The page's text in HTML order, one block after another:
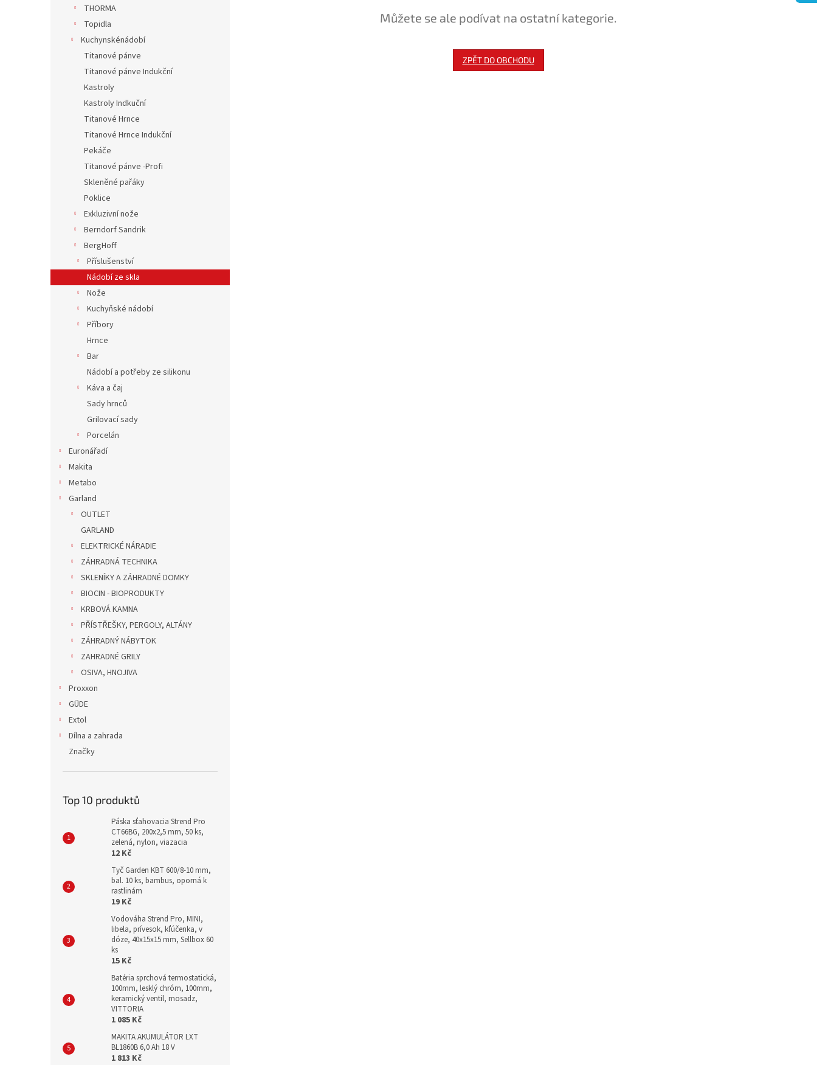
THORMA
Topidla
Kuchynskénádobí
Titanové pánve
Titanové pánve Indukční
Kastroly
Kastroly Indkuční
Titanové Hrnce
Titanové Hrnce Indukční
Pekáče
Titanové pánve -Profi
Skleněné pařáky
Poklice
Exkluzivní nože
Berndorf Sandrik
BergHoff
Příslušenství
Nádobí ze skla
Nože
Kuchyňské nádobí
Příbory
Hrnce
Bar
Nádobí a potřeby ze silikonu
Káva a čaj
Sady hrnců
Grilovací sady
Porcelán
Euronářadí
Makita
Metabo
Garland
OUTLET
GARLAND
ELEKTRICKÉ NÁRADIE
ZÁHRADNÁ TECHNIKA
SKLENÍKY A ZÁHRADNÉ DOMKY
BIOCIN - BIOPRODUKTY
KRBOVÁ KAMNA
PŘÍSTŘEŠKY, PERGOLY, ALTÁNY
ZÁHRADNÝ NÁBYTOK
ZAHRADNÉ GRILY
OSIVA, HNOJIVA
Proxxon
GÜDE
Extol
Dílna a zahrada
Značky
Top 10 produktů
Páska sťahovacia Strend Pro
CT66BG, 200x2,5 mm, 50 ks,
zelená, nylon, viazacia
12 Kč
Tyč Garden KBT 600/8-10 mm,
bal. 10 ks, bambus, oporná k
rastlinám
19 Kč
Vodováha Strend Pro, MINI,
libela, prívesok, kľúčenka, v
dóze, 40x15x15 mm, Sellbox 60
ks
15 Kč
Batéria sprchová termostatická,
100mm, lesklý chróm, 100mm,
keramický ventil, mosadz,
VITTORIA
1 085 Kč
MAKITA AKUMULÁTOR LXT
BL1860B 6,0 Ah 18 V
1 813 Kč
Můžete se ale podívat na ostatní kategorie.
ZPĚT DO OBCHODU